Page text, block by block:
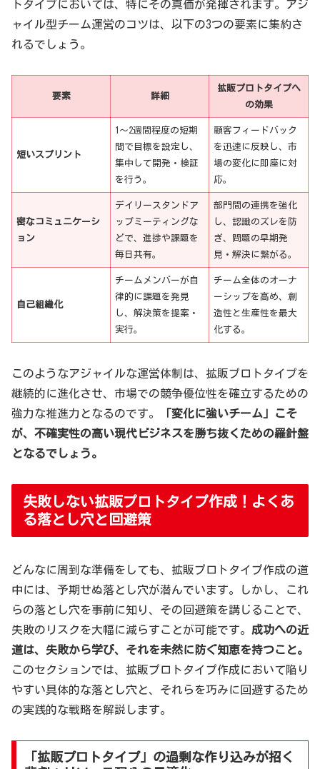
トタイプにおいては、特にその真価が発揮されます。アジ
ャイル型チーム運営のコツは、以下の3つの要素に集約さ
れるでしょう。
要素 詳細
拡販プロトタイプへ
の効果
短いスプリント
1〜2週間程度の短期
間で目標を設定し、
集中して開発・検証
を行う。
顧客フィードバック
を迅速に反映し、市
場の変化に即座に対
応。
密なコミュニケーシ
ョン
デイリースタンドア
ップミーティングな
どで、進捗や課題を
毎日共有。
部門間の連携を強化
し、認識のズレを防
ぎ、問題の早期発
見・解決に繋がる。
自己組織化
チームメンバーが自
律的に課題を発見
し、解決策を提案・
実行。
チーム全体のオーナ
ーシップを高め、創
造性と生産性を最大
化する。
このようなアジャイルな運営体制は、拡販プロトタイプを
継続的に進化させ、市場での競争優位性を確立するための
強力な推進力となるのです。
「変化に強いチーム」こそ
が、不確実性の高い現代ビジネスを勝ち抜くための羅針盤
となるでしょう。
失敗しない拡販プロトタイプ作成！よくあ
る落とし穴と回避策
どんなに周到な準備をしても、拡販プロトタイプ作成の道
中には、予期せぬ落とし穴が潜んでいます。しかし、これ
らの落とし穴を事前に知り、その回避策を講じることで、
失敗のリスクを大幅に減らすことが可能です。 成功への近
道は、失敗から学び、それを未然に防ぐ知恵を持つこと。
このセクションでは、拡販プロトタイプ作成において陥り
やすい具体的な落とし穴と、それらを巧みに回避するため
の実践的な戦略を解説します。
「拡販プロトタイプ」の過剰な作り込みが招く